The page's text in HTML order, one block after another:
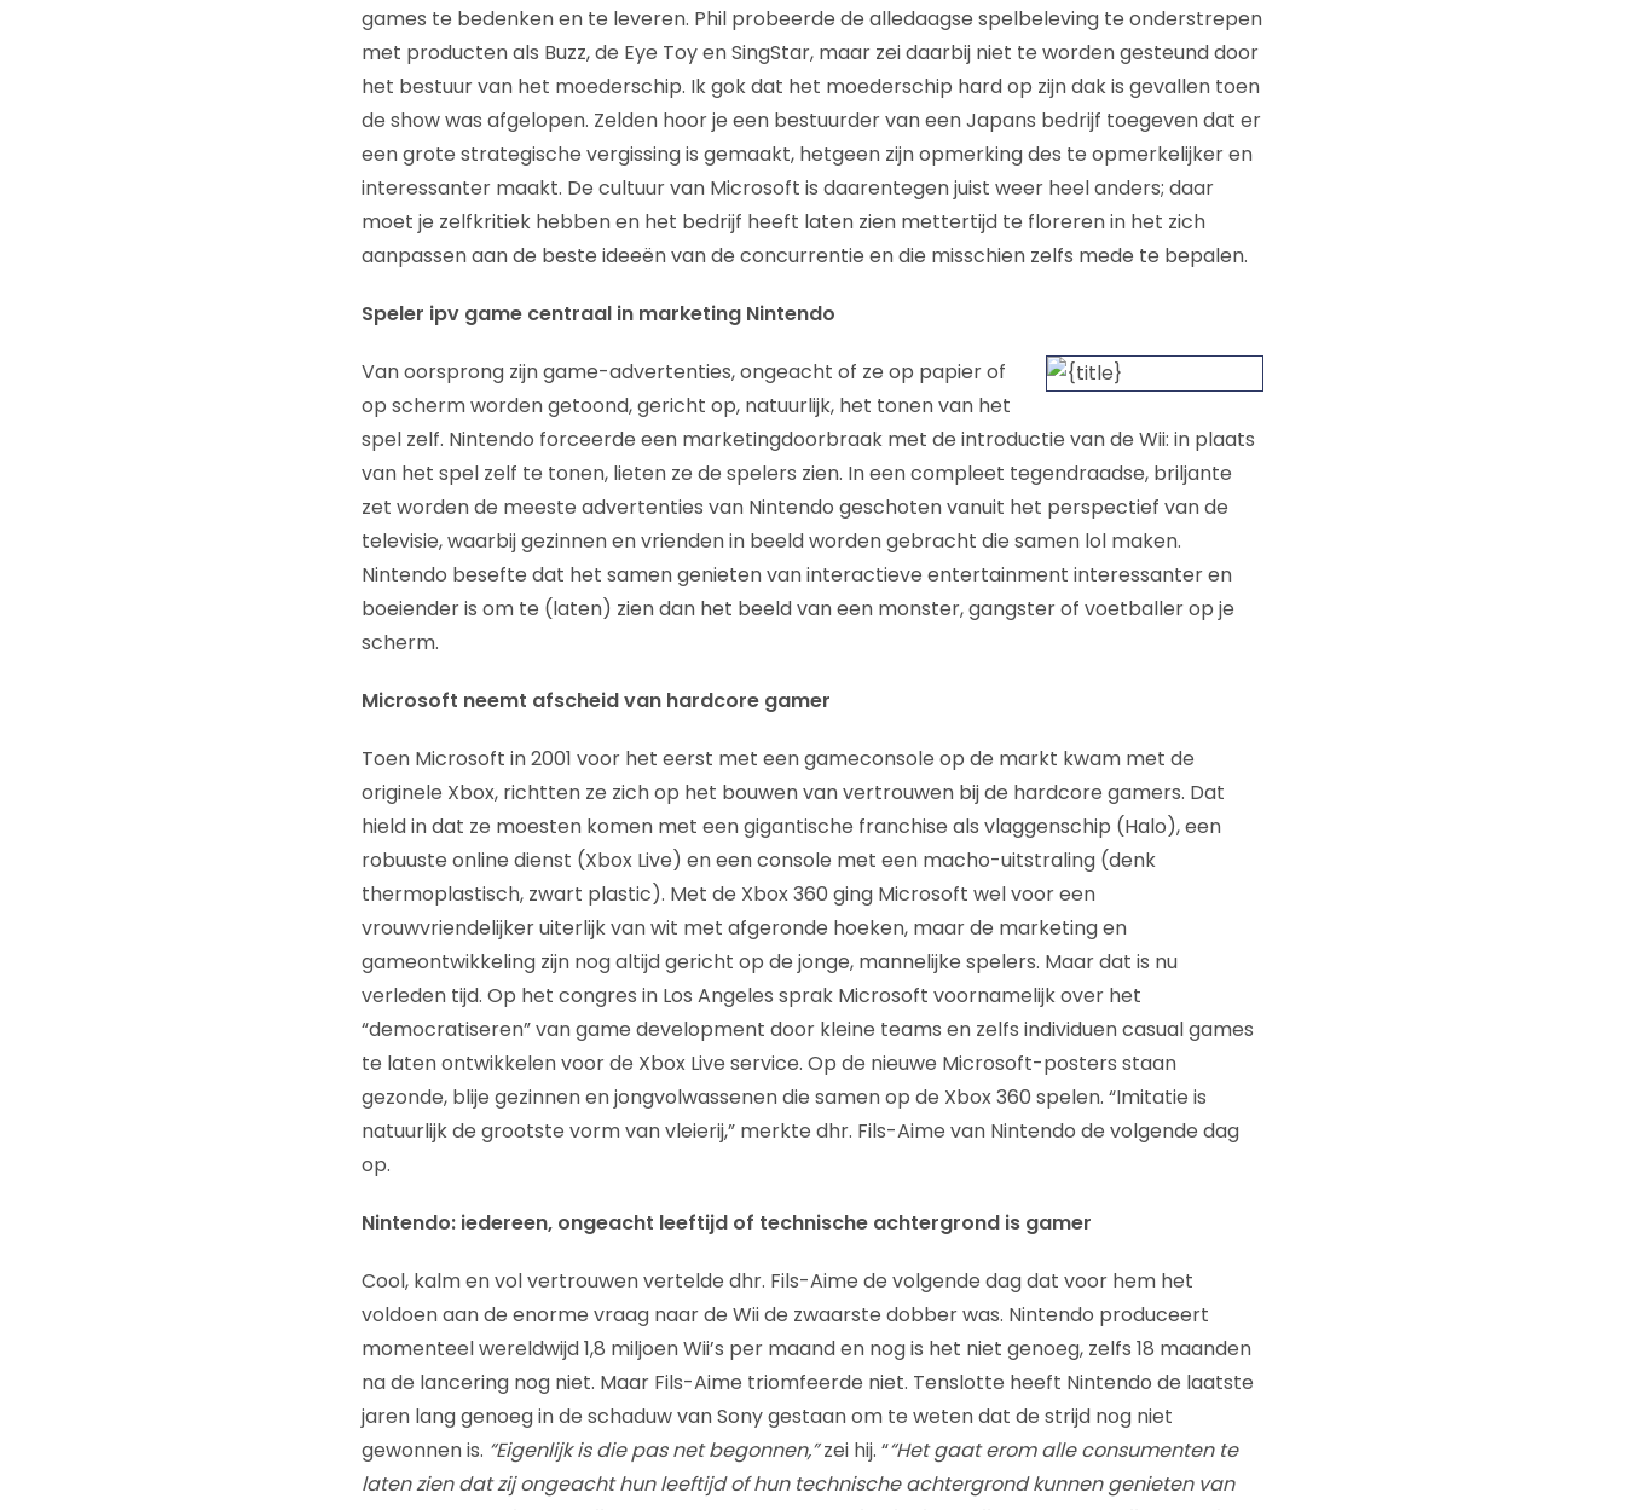
games te bedenken en te leveren. Phil probeerde de alledaagse spelbeleving te onderstrepen
met producten als Buzz, de Eye Toy en SingStar, maar zei daarbij niet te worden gesteund door
het bestuur van het moederschip. Ik gok dat het moederschip hard op zijn dak is gevallen toen
de show was afgelopen. Zelden hoor je een bestuurder van een Japans bedrijf toegeven dat er
een grote strategische vergissing is gemaakt, hetgeen zijn opmerking des te opmerkelijker en
interessanter maakt. De cultuur van Microsoft is daarentegen juist weer heel anders; daar
moet je zelfkritiek hebben en het bedrijf heeft laten zien mettertijd te floreren in het zich
aanpassen aan de beste ideeën van de concurrentie en die misschien zelfs mede te bepalen.
Speler ipv game centraal in marketing Nintendo
Van oorsprong zijn game-advertenties, ongeacht of ze op papier of
op scherm worden getoond, gericht op, natuurlijk, het tonen van het
spel zelf. Nintendo forceerde een marketingdoorbraak met de introductie van de Wii: in plaats
van het spel zelf te tonen, lieten ze de spelers zien. In een compleet tegendraadse, briljante
zet worden de meeste advertenties van Nintendo geschoten vanuit het perspectief van de
televisie, waarbij gezinnen en vrienden in beeld worden gebracht die samen lol maken.
Nintendo besefte dat het samen genieten van interactieve entertainment interessanter en
boeiender is om te (laten) zien dan het beeld van een monster, gangster of voetballer op je
scherm.
Microsoft neemt afscheid van hardcore gamer
Toen Microsoft in 2001 voor het eerst met een gameconsole op de markt kwam met de
originele Xbox, richtten ze zich op het bouwen van vertrouwen bij de hardcore gamers. Dat
hield in dat ze moesten komen met een gigantische franchise als vlaggenschip (Halo), een
robuuste online dienst (Xbox Live) en een console met een macho-uitstraling (denk
thermoplastisch, zwart plastic). Met de Xbox 360 ging Microsoft wel voor een
vrouwvriendelijker uiterlijk van wit met afgeronde hoeken, maar de marketing en
gameontwikkeling zijn nog altijd gericht op de jonge, mannelijke spelers. Maar dat is nu
verleden tijd. Op het congres in Los Angeles sprak Microsoft voornamelijk over het
“democratiseren” van game development door kleine teams en zelfs individuen casual games
te laten ontwikkelen voor de Xbox Live service. Op de nieuwe Microsoft-posters staan
gezonde, blije gezinnen en jongvolwassenen die samen op de Xbox 360 spelen. “Imitatie is
natuurlijk de grootste vorm van vleierij,” merkte dhr. Fils-Aime van Nintendo de volgende dag
op.
Nintendo: iedereen, ongeacht leeftijd of technische achtergrond is gamer
Cool, kalm en vol vertrouwen vertelde dhr. Fils-Aime de volgende dag dat voor hem het
voldoen aan de enorme vraag naar de Wii de zwaarste dobber was. Nintendo produceert
momenteel wereldwijd 1,8 miljoen Wii’s per maand en nog is het niet genoeg, zelfs 18 maanden
na de lancering nog niet. Maar Fils-Aime triomfeerde niet. Tenslotte heeft Nintendo de laatste
jaren lang genoeg in de schaduw van Sony gestaan om te weten dat de strijd nog niet
gewonnen is. “Eigenlijk is die pas net begonnen,”zei hij. ““Het gaat erom alle consumenten te
laten zien dat zij ongeacht hun leeftijd of hun technische achtergrond kunnen genieten van